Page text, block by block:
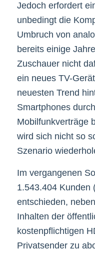
Jedoch erfordert
unbedingt die
Umbruch von
bereits einige
Zuschauer nicht
ein neues TV-
neuesten Trend
Smartphones
Mobilfunkverträge
wird sich nicht so
Szenario
Im vergangenen
1.543.404 Kunden
entschieden,
Inhalten der
kostenpflichtigen
Privatsender zu